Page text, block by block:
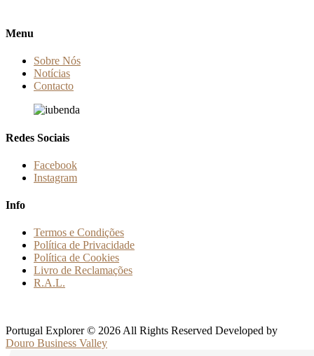
Menu
Sobre Nós
Notícias
Contacto
Redes Sociais
Facebook
Instagram
Info
Termos e Condições
Política de Privacidade
Política de Cookies
Livro de Reclamações
R.A.L.
Portugal Explorer © 2026 All Rights Reserved Developed by
Douro Business Valley